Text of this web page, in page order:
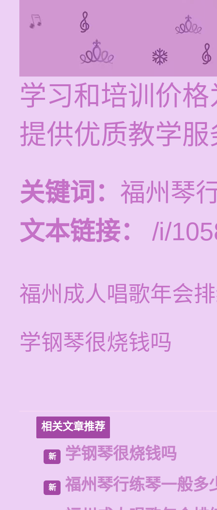
学习和培训价
提供优质教学服
关键词： 福州琴
文本链接：
/i/
福州成人唱歌年会
学钢琴很烧钱吗
相关文章推荐
新 学钢琴很烧钱吗
新
福州琴行练琴一般多